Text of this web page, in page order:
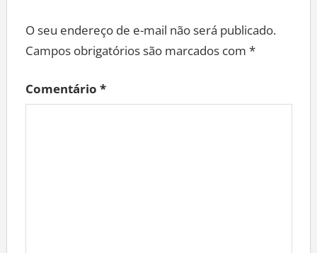
O seu endereço de e-mail não será publicado.
Campos obrigatórios são marcados com *
Comentário *